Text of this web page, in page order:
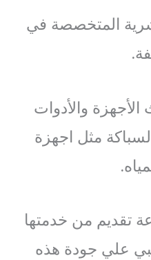
المتخصصة في
والأدوات
مثل اجهزة
تقديم من خدمتها
علي جودة هذه